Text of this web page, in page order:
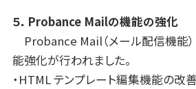
５．Probance Mailの機能の強化
Probance Mail（メール配信機能）
能強化が行われました。
・HTML テンプレート編集機能の改善